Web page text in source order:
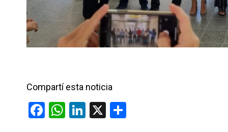
Compartí esta noticia
F
W Li
X